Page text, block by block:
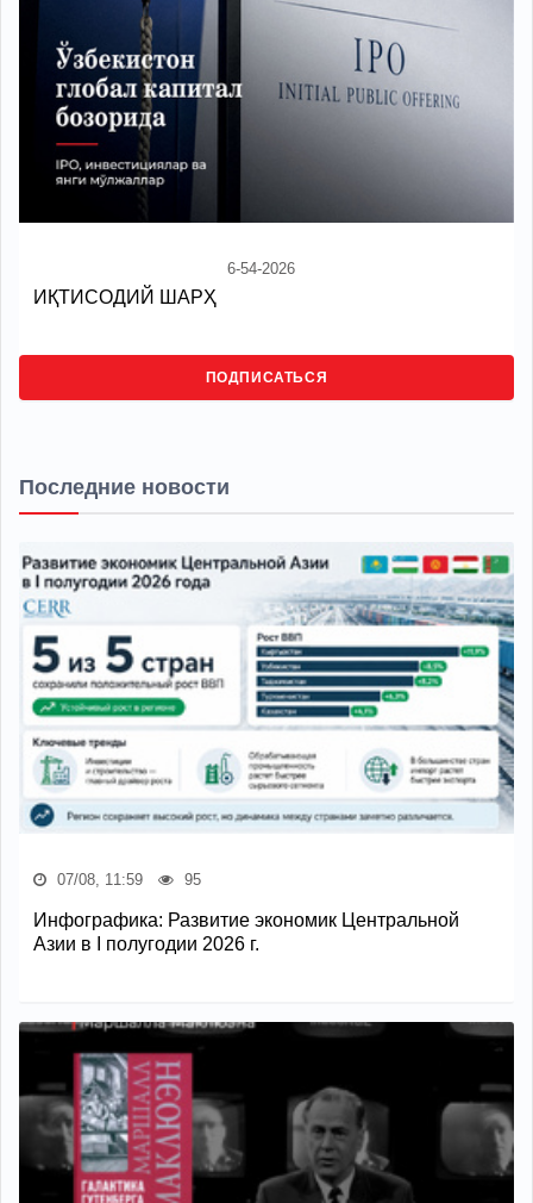
6-54-2026
ИҚТИСОДИЙ ШАРҲ
ПОДПИСАТЬСЯ
Последние новости
07/08, 11:59 95
Инфографика: Развитие экономик Центральной
Азии в I полугодии 2026 г.